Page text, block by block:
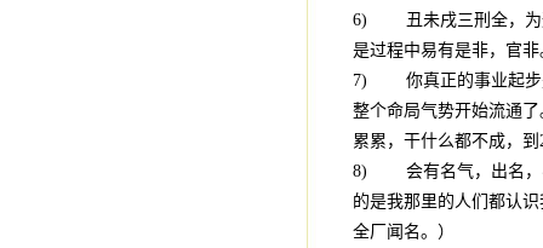
6) 丑未戌三刑全，为刑
是过程中易有是非，官
7) 你真正的事业起步是
整个命局气势开始流通
累累，干什么都不成，
8) 会有名气，出名，名
的是我那里的人们都认
全厂闻名。）